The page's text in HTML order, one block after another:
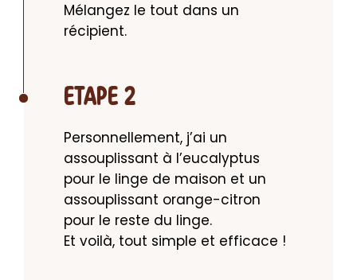
Mélangez le tout dans un
récipient.
ETAPE 2
Personnellement, j’ai un
assouplissant à l’eucalyptus
pour le linge de maison et un
assouplissant orange-citron
pour le reste du linge.
Et voilà, tout simple et efficace !